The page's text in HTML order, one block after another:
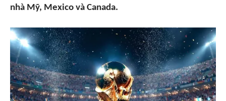
nhà Mỹ, Mexico và Canada.